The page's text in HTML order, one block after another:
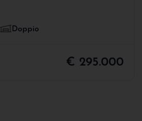
Doppio
€ 295.000